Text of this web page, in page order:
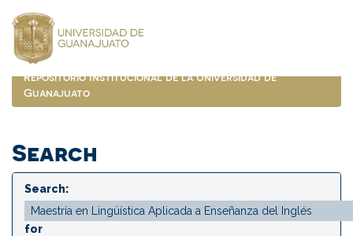
navigation
Repositorio Institucional de la Universidad de
Guanajuato
Search
Search:
for